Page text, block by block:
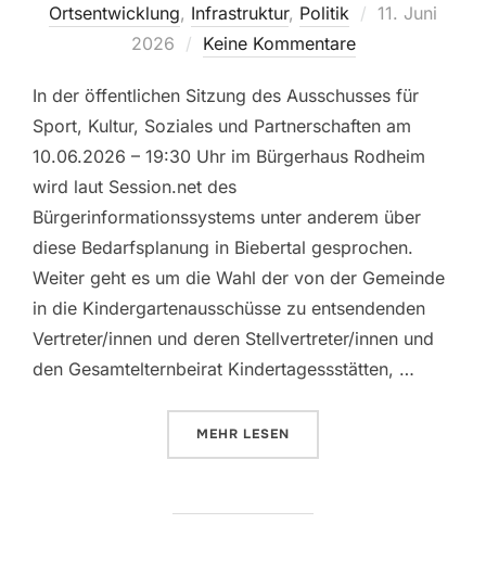
Ortsentwicklung, Infrastruktur, Politik
Veröffentlicht
11. Juni
2026
Keine Kommentare
In der öffentlichen Sitzung des Ausschusses für
Sport, Kultur, Soziales und Partnerschaften am
10.06.2026 – 19:30 Uhr im Bürgerhaus Rodheim
wird laut Session.net des
Bürgerinformationssystems unter anderem über
diese Bedarfsplanung in Biebertal gesprochen.
Weiter geht es um die Wahl der von der Gemeinde
in die Kindergartenausschüsse zu entsendenden
Vertreter/innen und deren Stellvertreter/innen und
den Gesamtelternbeirat Kindertagessstätten, …
MEHR ÜBER „KITA-BEDARFSPLANUNG
LESEN